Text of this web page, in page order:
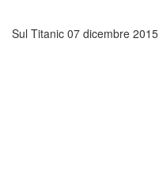
Sul Titanic 07 dicembre 2015